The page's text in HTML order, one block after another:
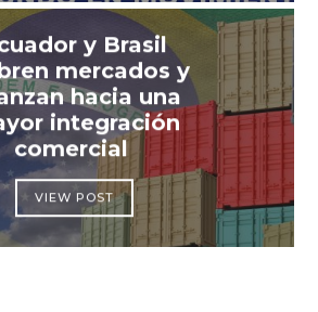
y Brasil
mercados y
hacia una
integración
comercial
VIEW POST